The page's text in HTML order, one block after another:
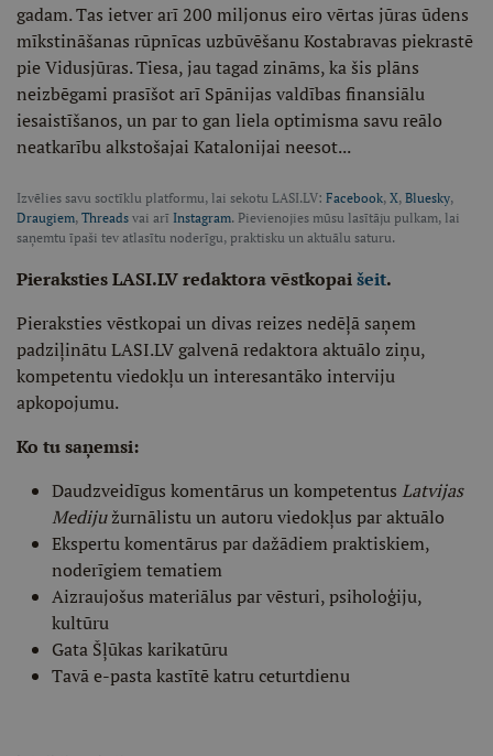
gadam. Tas ietver arī 200 miljonus eiro vērtas jūras ūdens
mīkstināšanas rūpnīcas uzbūvēšanu Kostabravas piekrastē
pie Vidusjūras. Tiesa, jau tagad zināms, ka šis plāns
neizbēgami prasīšot arī Spānijas valdības finansiālu
iesaistīšanos, un par to gan liela optimisma savu reālo
neatkarību alkstošajai Katalonijai neesot...
Izvēlies savu soctīklu platformu, lai sekotu LASI.LV: Facebook, X, Bluesky,
Draugiem, Threads vai arī Instagram. Pievienojies mūsu lasītāju pulkam, lai
saņemtu īpaši tev atlasītu noderīgu, praktisku un aktuālu saturu.
Pieraksties LASI.LV redaktora vēstkopaišeit.
Pieraksties vēstkopai un divas reizes nedēļā saņem
padziļinātu LASI.LV galvenā redaktora aktuālo ziņu,
kompetentu viedokļu un interesantāko interviju
apkopojumu.
Ko tu saņemsi:
Daudzveidīgus komentārus un kompetentus Latvijas
Medijužurnālistu un autoru viedokļus par aktuālo
Ekspertu komentārus par dažādiem praktiskiem,
noderīgiem tematiem
Aizraujošus materiālus par vēsturi, psiholoģiju,
kultūru
Gata Šļūkas karikatūru
Tavā e-pasta kastītē katru ceturtdienu